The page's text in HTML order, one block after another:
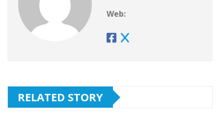
Web:
RELATED STORY